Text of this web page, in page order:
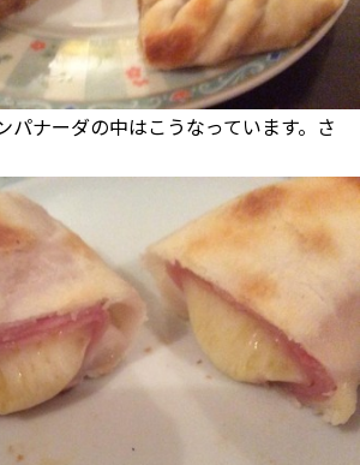
パナーダの中はこうなっています。さ